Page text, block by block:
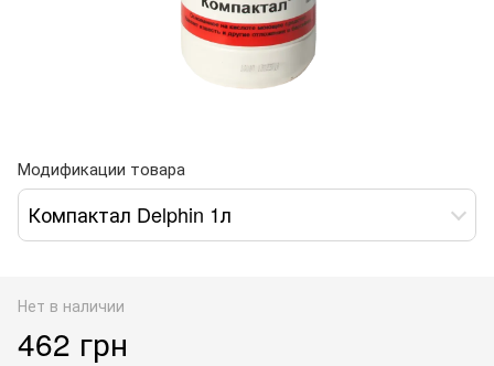
Модификации товара
Компактал Delphin 1л
Нет в наличии
462 грн